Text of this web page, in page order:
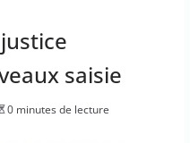
saisie
0 minutes de lecture